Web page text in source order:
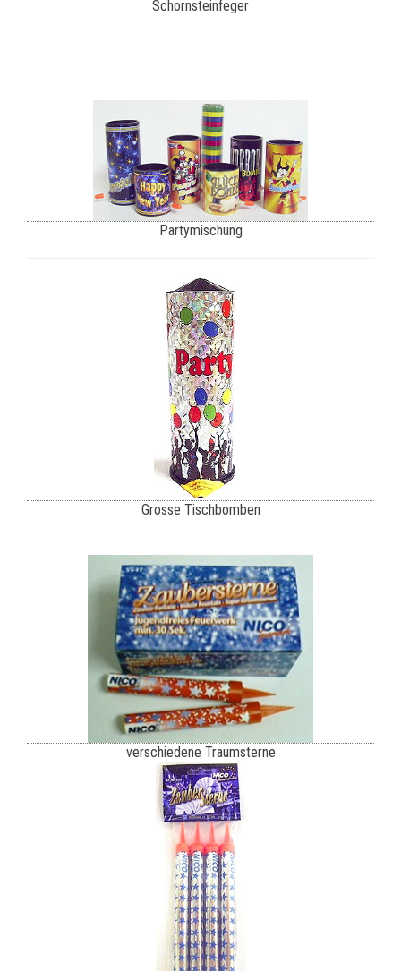
Schornsteinfeger
Partymischung
Grosse Tischbomben
verschiedene Traumsterne